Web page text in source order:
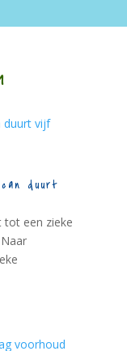
duurt
tot een zieke